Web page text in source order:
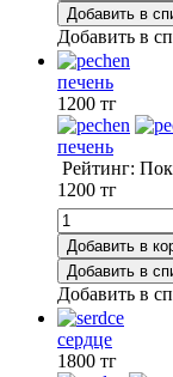
Добавить в
Добавить в
печень
1200 тг
печень
Рейтинг:
1200 тг
Добавить в
Добавить в
Добавить в
сердце
1800 тг